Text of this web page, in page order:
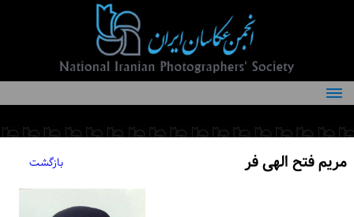
درباره انجمن
کمیته‌های انجمن
مریم فتح الهی فر بازگشت